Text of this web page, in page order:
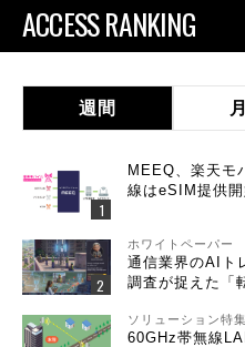
ACCESS RANKING
週間
MEEQ、楽天モ
線はeSIM提供
ホワイトペーパー
通信業界のAI
調査が捉えた「
ソリューション特集
60GHz帯無線